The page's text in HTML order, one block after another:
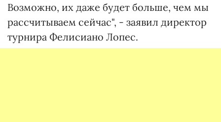
Возможно, их даже будет больше, чем мы
рассчитываем сейчас", - заявил директор
турнира Фелисиано Лопес.